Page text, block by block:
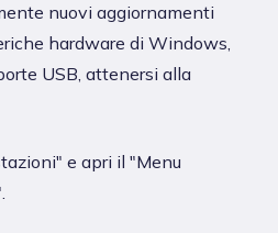
nuovi aggiornamenti
hardware di Windows,
USB, attenersi alla
e apri il "Menu